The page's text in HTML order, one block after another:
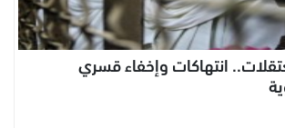
انتهاكات وإخفاء قسري